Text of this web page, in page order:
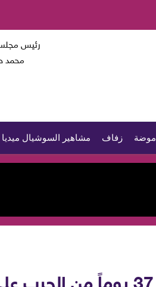
رئيس مجلس
محمد
موضة زفاف مشاهير السوشيال ميديا